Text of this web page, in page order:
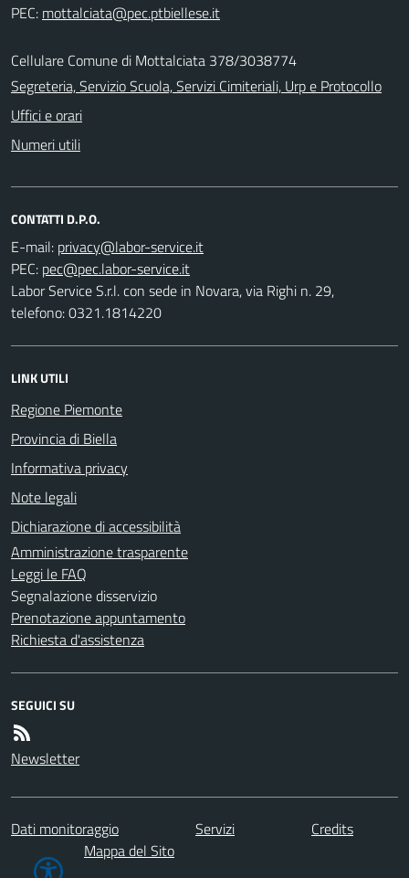
PEC:
Cellulare Comune di Mottalciata 378/3038774
Segreteria, Servizio Scuola, Servizi Cimiteriali, Urp e Protocollo
Uffici e orari
Numeri utili
CONTATTI D.P.O.
E-mail:
PEC:
Labor Service S.r.l. con sede in Novara, via Righi n. 29,
telefono: 0321.1814220
LINK UTILI
Regione Piemonte
Provincia di Biella
Informativa privacy
Note legali
Dichiarazione di accessibilità
Amministrazione trasparente
Leggi le FAQ
Segnalazione disservizio
Prenotazione appuntamento
Richiesta d'assistenza
SEGUICI SU
Newsletter
Dati monitoraggio Servizi
Credits
Mappa del Sito